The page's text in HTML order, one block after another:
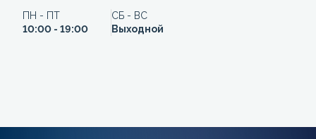
ПН - ПТ
10:00 - 19:00
СБ - ВС
Выходной